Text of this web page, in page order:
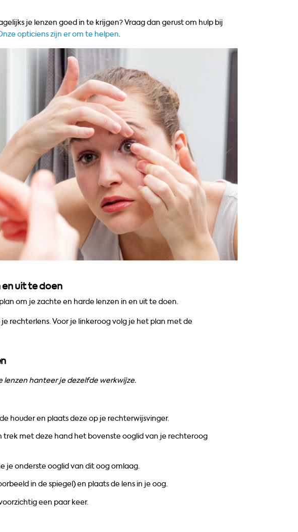
je lenzen goed in te krijgen? Vraag dan gerust om hulp bij
opticiens zijn er om te helpen.
en uit te doen
om je zachte en harde lenzen in en uit te doen.
rechterlens. Voor je linkeroog volg je het plan met de
lenzen hanteer je dezelfde werkwijze.
houder en plaats deze op je rechterwijsvinger.
trek met deze hand het bovenste ooglid van je rechteroog
je onderste ooglid van dit oog omlaag.
in de spiegel) en plaats de lens in je oog.
een paar keer.